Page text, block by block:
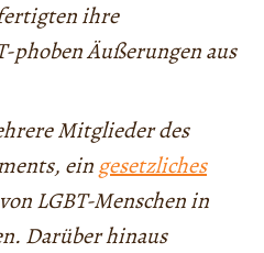
ihre
phoben Äußerungen aus
Mitglieder des
eingesetzliches
LGBT-Menschen in
Darüber hinaus